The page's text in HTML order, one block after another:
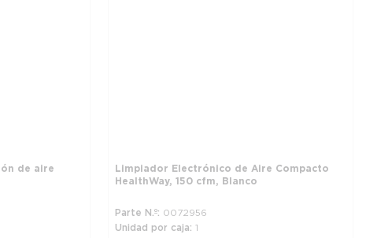
de aire
Limpiador Electrónico de Aire Compacto
HealthWay, 150 cfm, Blanco
Parte N.º 0072956
Unidad por caja 1